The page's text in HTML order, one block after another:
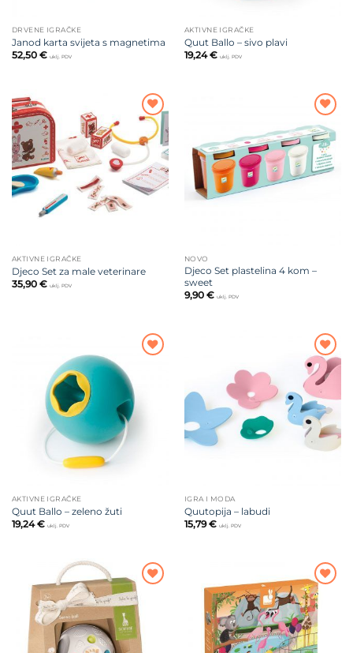
DRVENE IGRAČKE
Janod karta svijeta s magnetima
52,50 € uklj. PDV
AKTIVNE IGRAČKE
Quut Ballo – sivo plavi
19,24€ uklj. PDV
Dodajte
na listu
želja
AKTIVNE IGRAČKE
Djeco Set za male veterinare
35,90 € uklj. PDV
Dodajte
na listu
želja
NOVO
Djeco Set plastelina 4 kom –
sweet
9,90 € uklj. PDV
AKTIVNE IGRAČKE
Quut Ballo – zeleno žuti
19,24€ uklj. PDV
Dodajte
na listu
želja
IGRA I MODA
Quutopija – labudi
15,79€ uklj. PDV
Dodajte
na listu
želja
Dodajte
na listu
želja